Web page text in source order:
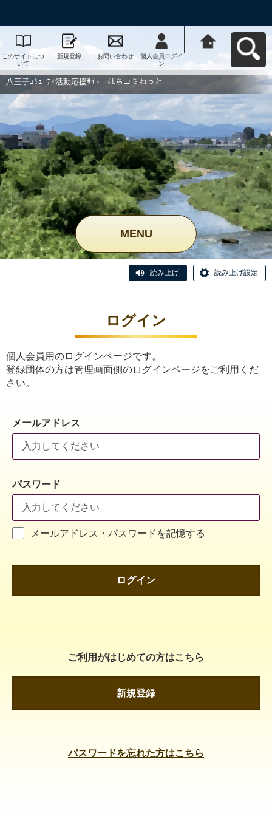
このサイトにつ
いて
新規登録 お問い合わせ
個人会員ログイ
ン
動応援ｻｲﾄ はち
コミねっとへ戻
八王子ｺﾐｭﾆﾃｨ活動応援ｻｲﾄ はちコミねっと
MENU
読み上げ 読み上げ設定
ログイン
個人会員用のログインページです。
登録団体の方は管理画面側のログインページをご利用くだ
さい。
メールアドレス
パスワード
メールアドレス・パスワードを記憶する
ログイン
ご利用がはじめての方はこちら
新規登録
パスワードを忘れた方はこちら